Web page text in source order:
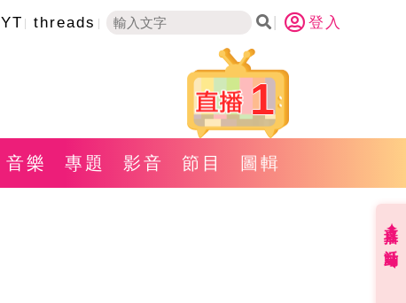
YT threads 登入
1
音樂 專題 影音 節目 圖輯
直播✦活動